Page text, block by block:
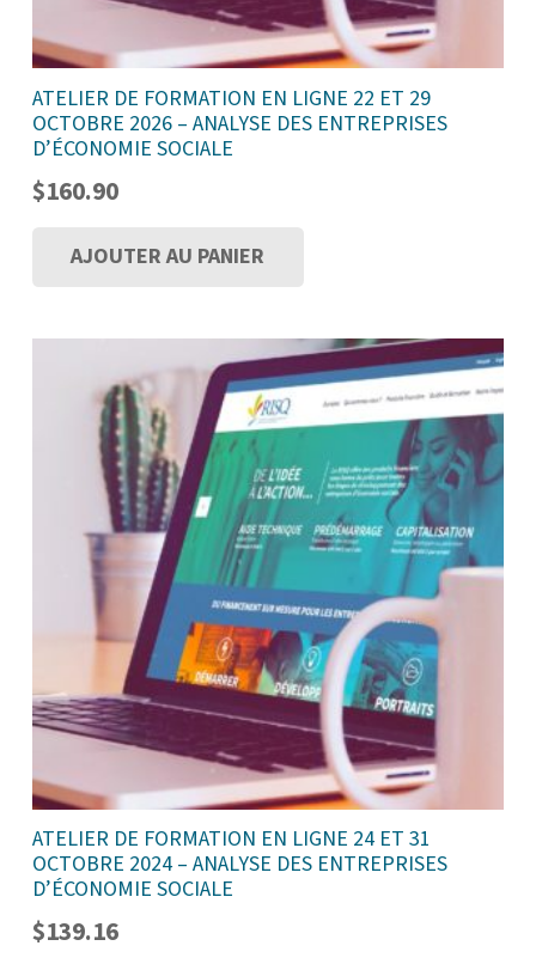
ATELIER DE FORMATION EN LIGNE 22 ET 29
OCTOBRE 2026 – ANALYSE DES ENTREPRISES
D’ÉCONOMIE SOCIALE
$160.90
AJOUTER AU PANIER
ATELIER DE FORMATION EN LIGNE 24 ET 31
OCTOBRE 2024 – ANALYSE DES ENTREPRISES
D’ÉCONOMIE SOCIALE
$139.16